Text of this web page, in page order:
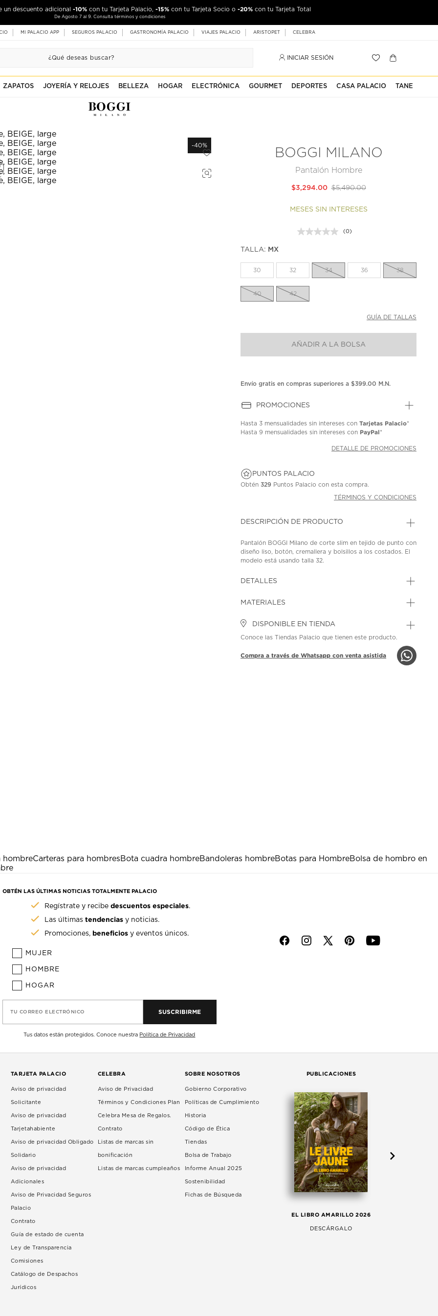
un descuento adicional -10% con tu Tarjeta Palacio, -15% con tu Tarjeta Socio o -20% con tu Tarjeta Total
De Agosto 7 al 9. Consulta términos y condiciones
MI PALACIO APP SEGUROS PALACIO GASTRONOMÍA PALACIO VIAJES PALACIO ARISTOPET CELEBRA
INICIAR SESIÓN
ZAPATOS JOYERÍA Y RELOJES BELLEZA HOGAR ELECTRÓNICA GOURMET DEPORTES CASA PALACIO TANE
-40%
BOGGI MILANO
Pantalón Hombre
$5,490.00
$3,294.00
MESES SIN INTERESES
Sin
misma
(0)
TALLA: MX
30 32 34 36 38
40 42
GUÍA DE TALLAS
AÑADIR A LA BOLSA
Envío gratis en compras superiores a $399.00 M.N.
PROMOCIONES
Hasta 3 mensualidades sin intereses conTarjetas Palacio*
Hasta9 mensualidades sin intereses con PayPal*
DETALLE DE PROMOCIONES
PUNTOS PALACIO
Obtén329 Puntos Palacio con esta compra.
TÉRMINOS Y CONDICIONES
DESCRIPCIÓN DE PRODUCTO
Pantalón BOGGI Milano de corte slim en tejido de punto con
diseño liso, botón, cremallera y bolsillos a los costados. El
modelo está usando talla 32.
DETALLES
MATERIALES
DISPONIBLE EN TIENDA
Conoce las Tiendas Palacio que tienen este producto.
Compra a través de Whatsapp con venta asistida
hombreCarteras para hombresBota cuadra hombreBandoleras hombreBotas para HombreBolsa de hombro en
OBTÉN LAS ÚLTIMAS NOTICIAS TOTALMENTE PALACIO
Regístrate y recibedescuentos especiales.
Las últimastendencias y noticias.
Promociones, beneficios y eventos únicos.
MUJER
HOMBRE
HOGAR
TU CORREO ELECTRÓNICO SUSCRIBIRME
Tus datos están protegidos. Conoce nuestra Política de Privacidad
f i p y
TARJETA PALACIO
Aviso de privacidad
Solicitante
Aviso de privacidad
Tarjetahabiente
Aviso de privacidad Obligado
Solidario
Aviso de privacidad
Adicionales
Aviso de Privacidad Seguros
Palacio
Contrato
Guía de estado de cuenta
Ley de Transparencia
Comisiones
Catálogo de Despachos
Jurídicos
CELEBRA
Aviso de Privacidad
Términos y Condiciones Plan
Celebra Mesa de Regalos.
Contrato
Listas de marcas sin
bonificación
Listas de marcas cumpleaños
SOBRE NOSOTROS
Gobierno Corporativo
Políticas de Cumplimiento
Historia
Código de Ética
Tiendas
Bolsa de Trabajo
Informe Anual 2025
Sostenibilidad
Fichas de Búsqueda
PUBLICACIONES
EL LIBRO AMARILLO 2026
DESCÁRGALO